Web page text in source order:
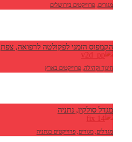
מגורים, פרוייקטים בירושלים
הקמפוס הזמני לפקולטה לרפואה, צפת
חינוך וקהילה, פרוייקטים בארץ
מגדל סולקין, נתניה
מגדלים, מגורים, פרוייקטים בנתניה